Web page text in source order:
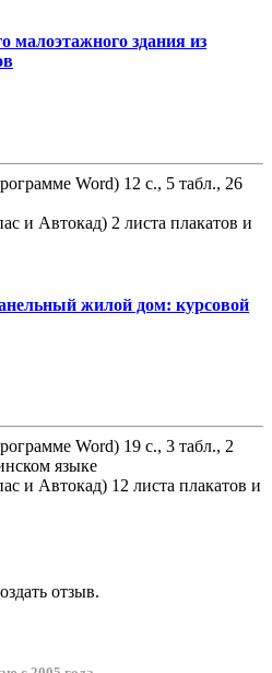
малоэтажного здания из
Word) 12 с., 5 табл., 26
и Автокад) 2 листа плакатов и
жилой дом: курсовой
Word) 19 с., 3 табл., 2
языке
и Автокад) 12 листа плакатов и
отзыв.